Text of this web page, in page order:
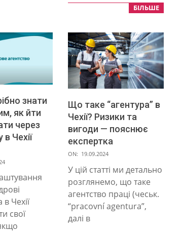
БІЛЬШЕ
знати
як йти
через
в Чехії
в Чехії
свої
Що таке “агентура” в
Чехії? Ризики та
вигоди — пояснює
експертка
2024-
09-
ON: 19.09.2024
У цій статті ми детально
розглянемо, що таке
агентство праці (чеськ.
“pracovní agentura”,
далі в